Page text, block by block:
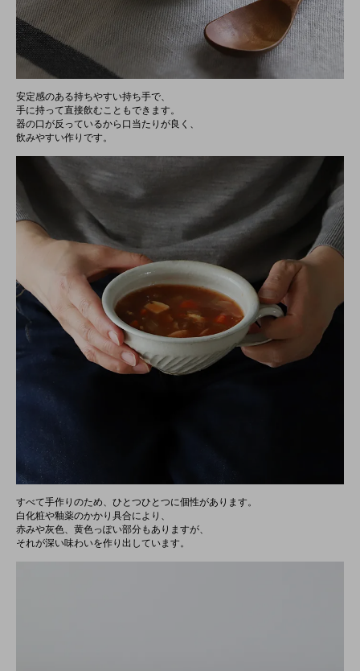
安定感のある持ちやすい持ち手で、
手に持って直接飲むこともできます。
器の口が反っているから口当たりが良く、
飲みやすい作りです。
すべて手作りのため、ひとつひとつに個性があります。
白化粧や釉薬のかかり具合により、
赤みや灰色、黄色っぽい部分もありますが、
それが深い味わいを作り出しています。